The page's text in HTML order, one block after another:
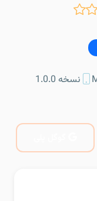
نسخه 1.0.0